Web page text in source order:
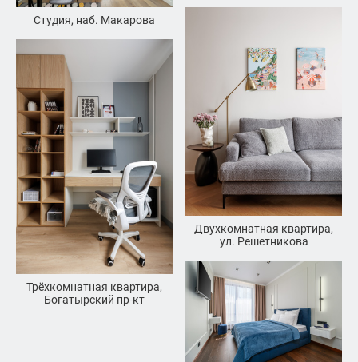
Студия, наб. Макарова
Двухкомнатная квартира,
ул. Решетникова
Трёхкомнатная квартира,
Богатырский пр-кт